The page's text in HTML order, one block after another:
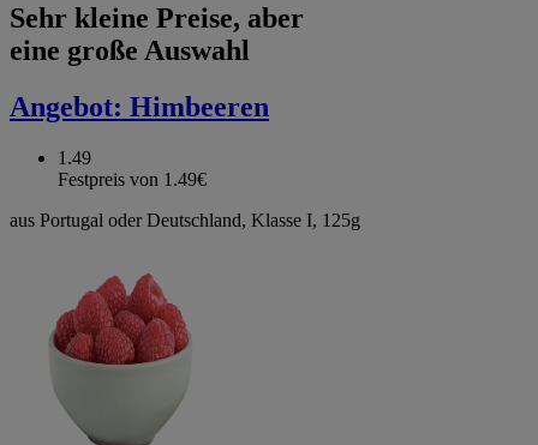
Sehr kleine Preise, aber
eine große Auswahl
Angebot: Himbeeren
1.49
Festpreis von 1.49€
aus Portugal oder Deutschland, Klasse I, 125g